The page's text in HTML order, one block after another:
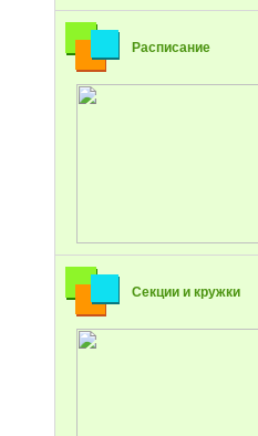
Расписание
Секции и кружки